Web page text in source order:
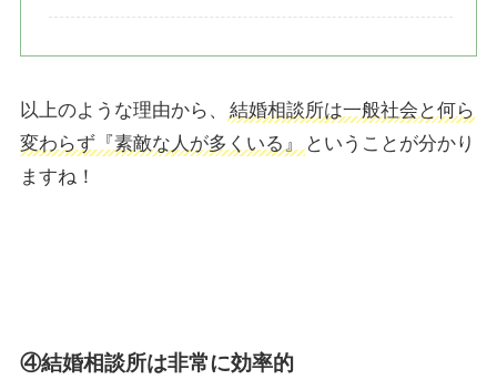
以上のような理由から、 結婚相談所は一般社会と何ら
変わらず『素敵な人が多くいる』
ということ が分かり
ますね！
④結婚相談所は非常に効率的